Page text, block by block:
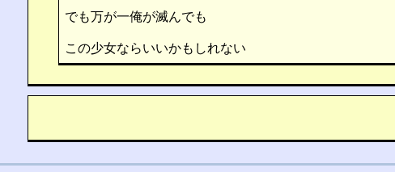
でも万が一俺が滅んでも
この少女ならいいかもしれない